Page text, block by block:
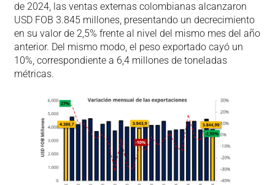
de 2024, las ventas externas colombianas alcanzaron
USD FOB 3.845 millones, presentando un decrecimiento
en su valor de 2,5% frente al nivel del mismo mes del año
anterior. Del mismo modo, el peso exportado cayó un
10%, correspondiente a 6,4 millones de toneladas
métricas.